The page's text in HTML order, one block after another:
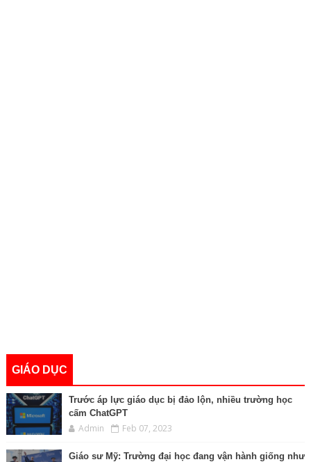
GIÁO DỤC
Trước áp lực giáo dục bị đảo lộn, nhiều trường học
cấm ChatGPT
Admin Feb 07, 2023
Giáo sư Mỹ: Trường đại học đang vận hành giống như